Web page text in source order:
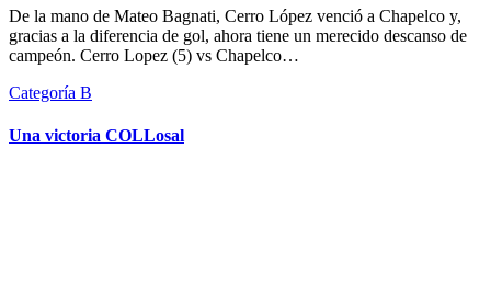
De la mano de Mateo Bagnati, Cerro López venció a Chapelco y,
gracias a la diferencia de gol, ahora tiene un merecido descanso de
campeón. Cerro Lopez (5) vs Chapelco…
Categoría B
Una victoria COLLosal